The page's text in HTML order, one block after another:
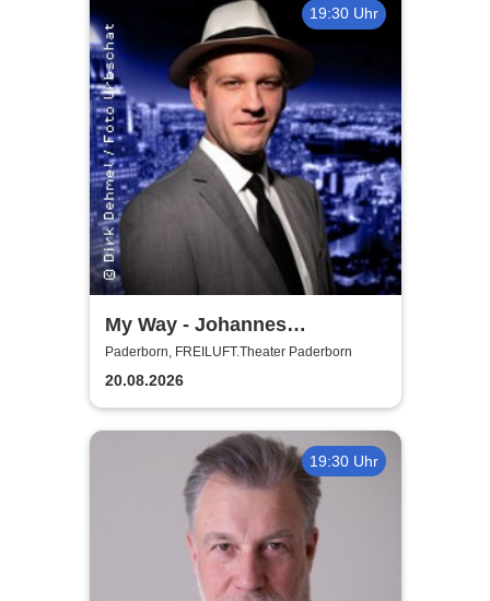
19:30 Uhr
My Way - Johannes
Hallervorden singt Sinatra
Paderborn, FREILUFT.Theater Paderborn
20.08.2026
19:30 Uhr